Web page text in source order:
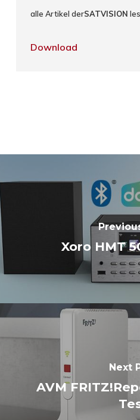
alle Artikel derSATVISION
Download
Xoro HMT
Next
AVM